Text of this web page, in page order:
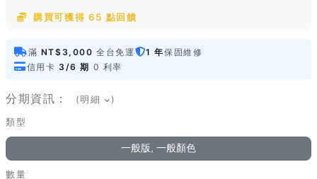
購買可獲得 65 點回饋
滿 NT$3,000 全台免運 1 年保固維修
信用卡 3/6 期 0 利率
分期資訊： (明細 )
類型
一般版, 一般顏色
數量